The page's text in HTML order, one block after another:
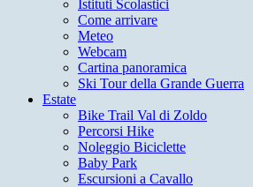
Istituti Scolastici
Come arrivare
Meteo
Webcam
Cartina panoramica
Ski Tour della Grande Guerra
Estate
Bike Trail Val di Zoldo
Percorsi Hike
Noleggio Biciclette
Baby Park
Escursioni a Cavallo